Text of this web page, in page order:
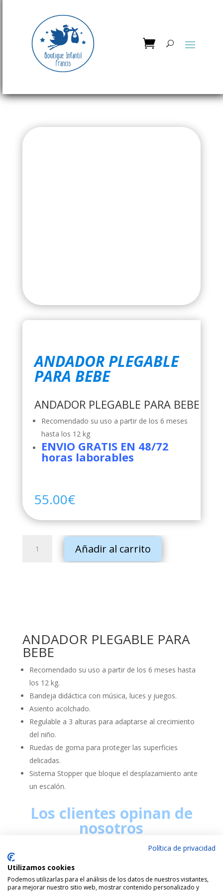
ANDADOR PLEGABLE
PARA BEBE
ANDADOR PLEGABLE PARA BEBE
Recomendado su uso a partir de los 6 meses
hasta los 12 kg
ENVIO GRATIS EN 48/72
horas laborables
55.00€
PLEGABLE
Añadir al carrito
ANDADOR PLEGABLE PARA
BEBE
Recomendado su uso a partir de los 6 meses hasta
los 12 kg.
Bandeja didáctica con música, luces y juegos.
Asiento acolchado.
Regulable a 3 alturas para adaptarse al crecimiento
del niño.
Ruedas de goma para proteger las superficies
delicadas.
Sistema Stopper que bloque el desplazamiento ante
un escalón.
Los clientes opinan de
nosotros
Política de privacidad
Utilizamos cookies
Podemos utilizarlas para el análisis de los datos de nuestros visitantes,
para mejorar nuestro sitio web, mostrar contenido personalizado y